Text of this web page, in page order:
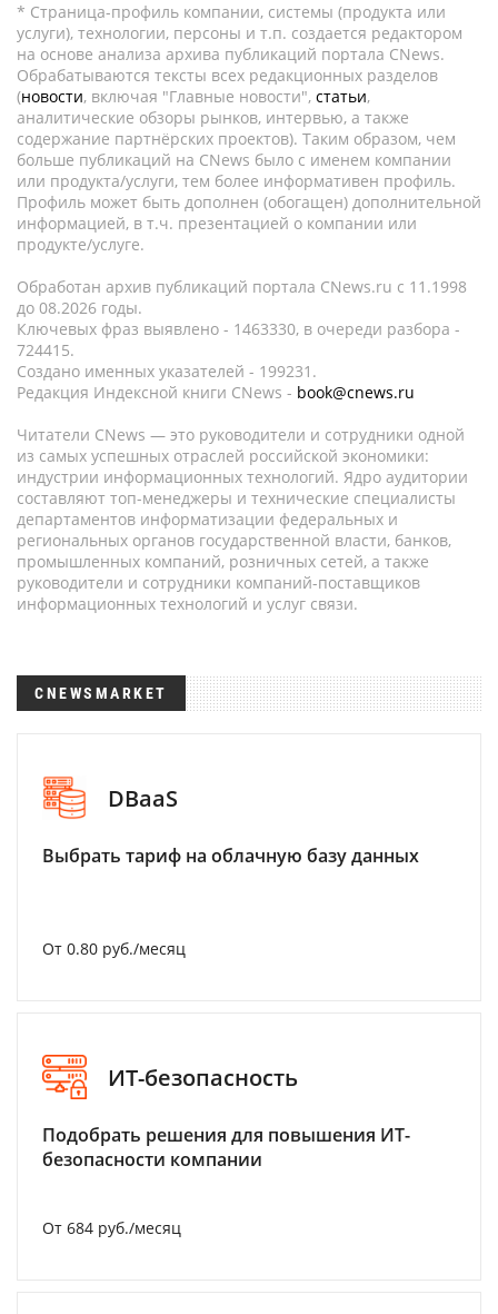
* Страница-профиль компании, системы (продукта или
услуги), технологии, персоны и т.п. создается редактором
на основе анализа архива публикаций портала CNews.
Обрабатываются тексты всех редакционных разделов
(новости, включая "Главные новости", статьи,
аналитические обзоры рынков, интервью, а также
содержание партнёрских проектов). Таким образом, чем
больше публикаций на CNews было с именем компании
или продукта/услуги, тем более информативен профиль.
Профиль может быть дополнен (обогащен) дополнительной
информацией, в т.ч. презентацией о компании или
продукте/услуге.
Обработан архив публикаций портала CNews.ru c 11.1998
до 08.2026 годы.
Ключевых фраз выявлено - 1463330, в очереди разбора -
724415.
Создано именных указателей - 199231.
Редакция Индексной книги CNews - book@cnews.ru
Читатели CNews — это руководители и сотрудники одной
из самых успешных отраслей российской экономики:
индустрии информационных технологий. Ядро аудитории
составляют топ-менеджеры и технические специалисты
департаментов информатизации федеральных и
региональных органов государственной власти, банков,
промышленных компаний, розничных сетей, а также
руководители и сотрудники компаний-поставщиков
информационных технологий и услуг связи.
CNEWSMARKET
DBaaS
Выбрать тариф на облачную базу данных
От 0.80 руб./месяц
ИТ-безопасность
Подобрать решения для повышения ИТ-
безопасности компании
От 684 руб./месяц